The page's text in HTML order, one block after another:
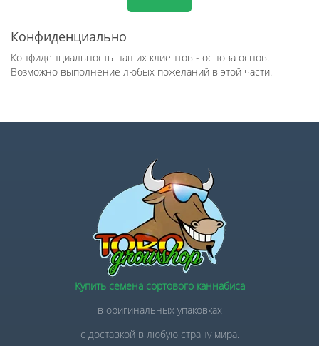
Конфиденциально
Конфиденциальность наших клиентов - основа основ.
Возможно выполнение любых пожеланий в этой части.
Купить семена сортового каннабиса
в оригинальных упаковках
с доставкой в любую страну мира.